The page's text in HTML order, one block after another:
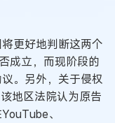
更好地判断这两个
成立，而现阶段的
。另外，关于侵权
地区法院认为原告
、